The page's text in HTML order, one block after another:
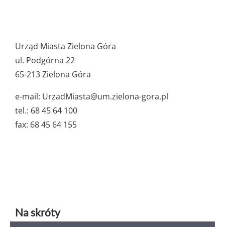
ważne
dane
Urząd Miasta Zielona Góra
ul. Podgórna 22
65-213 Zielona Góra
e-mail: UrzadMiasta@um.zielona-gora.pl
tel.: 68 45 64 100
fax: 68 45 64 155
Na skróty